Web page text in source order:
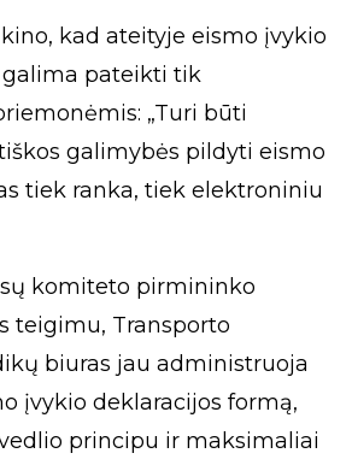
kad ateityje eismo įvykio
pateikti tik
„Turi būti
galimybės pildyti eismo
tiek ranka, tiek elektroniniu
komiteto pirmininko
teigimu, Transporto
biuras jau administruoja
įvykio deklaracijos formą,
principu ir maksimaliai